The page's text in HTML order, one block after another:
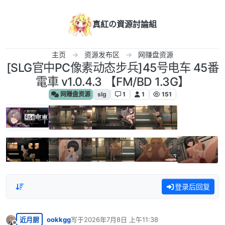
真紅の資源討論組
主页 资源发布区 网赚盘资源
[SLG官中PC像素动态步兵]45号电车 45番
電車 v1.0.4.3 【FM/BD 1.3G】
网赚盘资源 slg 1 1 151
登录后回复
近月厨 ookkgg写于2026年7月8日 上午11:38